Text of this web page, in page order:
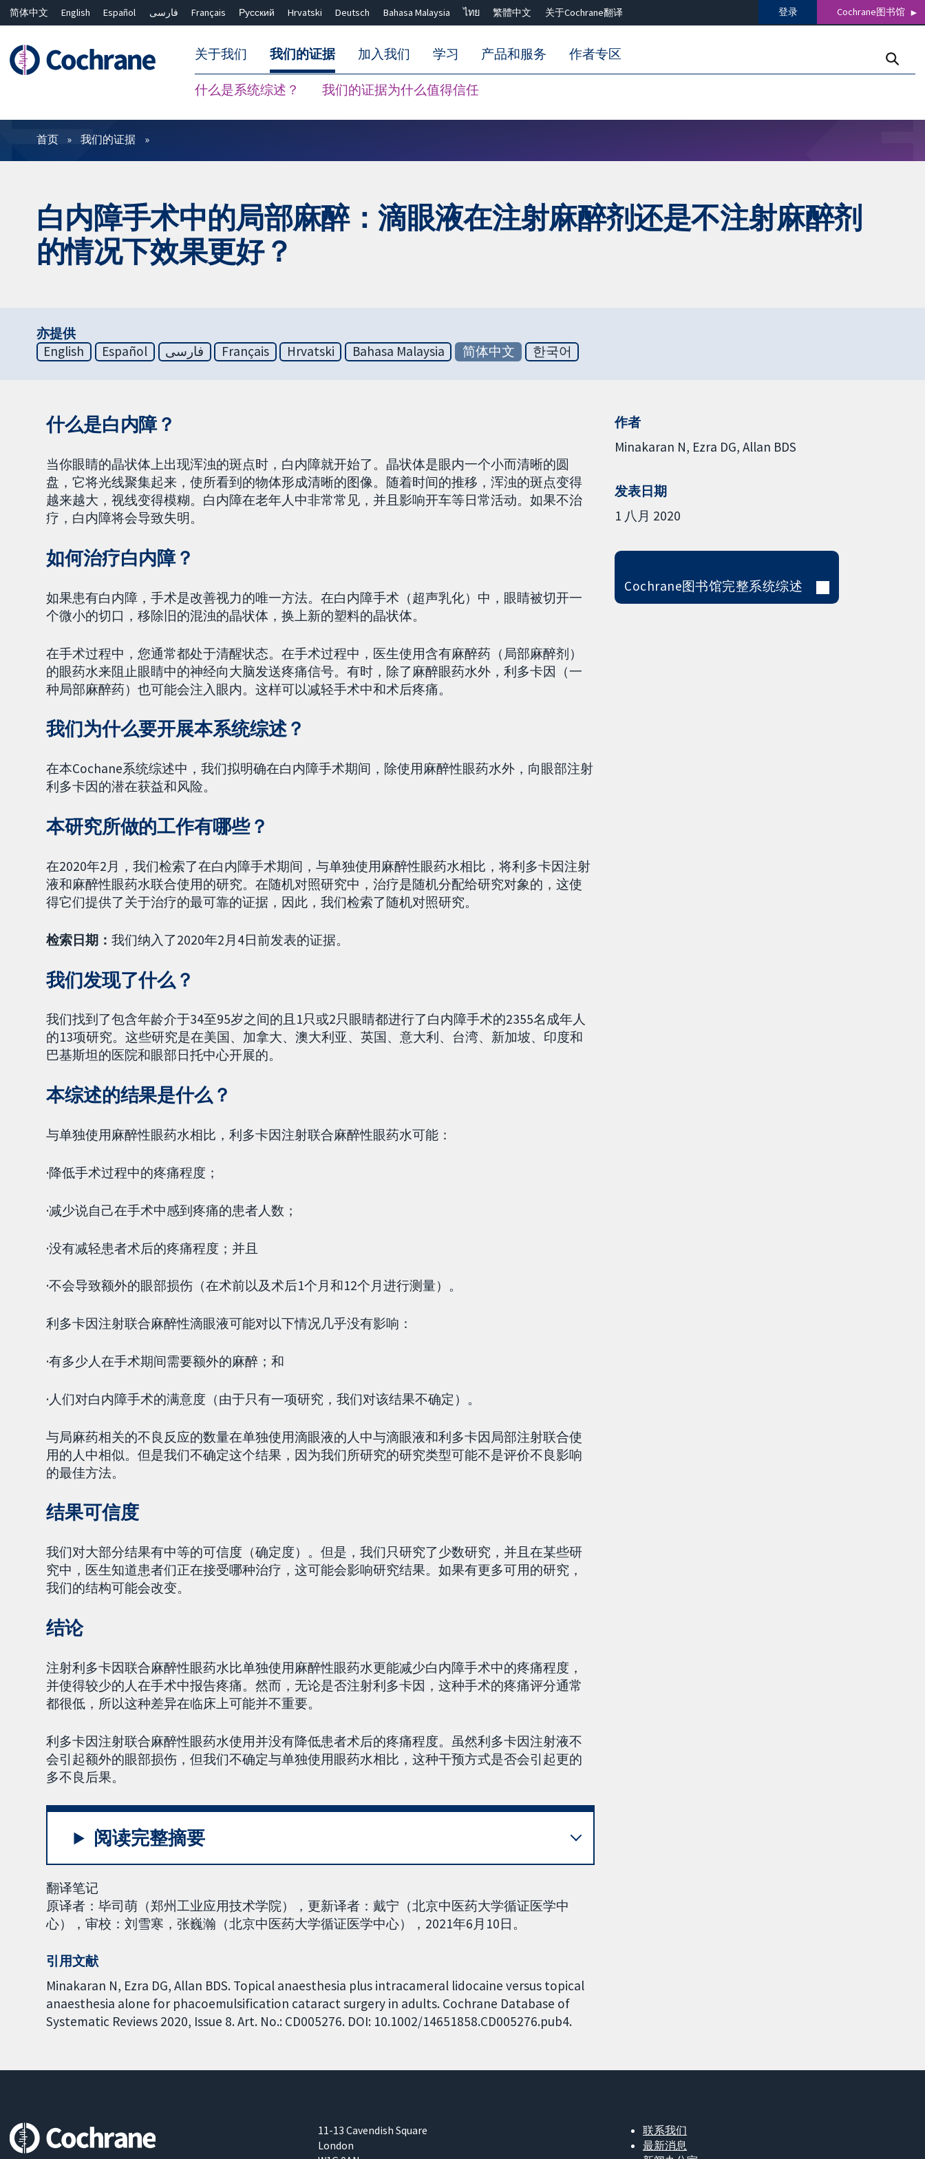
简体中文 English Español فارسی Français Русский Hrvatski Deutsch Bahasa Malaysia ไทย 繁體中文 关于Cochrane翻译 登录 Cochrane图书馆
关于我们 我们的证据
什么是系统综述？ 我们的证据为什么值得信任
加入我们 学习 产品和服务 作者专区
过滤
首页 我们的证据
白内障手术中的局部麻醉：滴眼液在注射麻醉剂还是不注射麻醉剂
的情况下效果更好？
亦提供
English
Español فارسی Français Hrvatski Bahasa Malaysia 简体中文 한국어
什么是白内障？
当你眼睛的晶状体上出现浑浊的斑点时，白内障就开始了。晶状体是眼内一个小而清晰的圆
盘，它将光线聚集起来，使所看到的物体形成清晰的图像。随着时间的推移，浑浊的斑点变得
越来越大，视线变得模糊。白内障在老年人中非常常见，并且影响开车等日常活动。如果不治
疗，白内障将会导致失明。
如何治疗白内障？
如果患有白内障，手术是改善视力的唯一方法。在白内障手术（超声乳化）中，眼睛被切开一
个微小的切口，移除旧的混浊的晶状体，换上新的塑料的晶状体。
在手术过程中，您通常都处于清醒状态。在手术过程中，医生使用含有麻醉药（局部麻醉剂）
的眼药水来阻止眼睛中的神经向大脑发送疼痛信号。有时，除了麻醉眼药水外，利多卡因（一
种局部麻醉药）也可能会注入眼内。这样可以减轻手术中和术后疼痛。
我们为什么要开展本系统综述？
在本Cochane系统综述中，我们拟明确在白内障手术期间，除使用麻醉性眼药水外，向眼部注射
利多卡因的潜在获益和风险。
本研究所做的工作有哪些？
在2020年2月，我们检索了在白内障手术期间，与单独使用麻醉性眼药水相比，将利多卡因注射
液和麻醉性眼药水联合使用的研究。在随机对照研究中，治疗是随机分配给研究对象的，这使
得它们提供了关于治疗的最可靠的证据，因此，我们检索了随机对照研究。
检索日期：我们纳入了2020年2月4日前发表的证据。
我们发现了什么？
我们找到了包含年龄介于34至95岁之间的且1只或2只眼睛都进行了白内障手术的2355名成年人
的13项研究。这些研究是在美国、加拿大、澳大利亚、英国、意大利、台湾、新加坡、印度和
巴基斯坦的医院和眼部日托中心开展的。
本综述的结果是什么？
与单独使用麻醉性眼药水相比，利多卡因注射联合麻醉性眼药水可能：
·降低手术过程中的疼痛程度；
·减少说自己在手术中感到疼痛的患者人数；
·没有减轻患者术后的疼痛程度；并且
·不会导致额外的眼部损伤（在术前以及术后1个月和12个月进行测量）。
利多卡因注射联合麻醉性滴眼液可能对以下情况几乎没有影响：
·有多少人在手术期间需要额外的麻醉；和
·人们对白内障手术的满意度（由于只有一项研究，我们对该结果不确定）。
与局麻药相关的不良反应的数量在单独使用滴眼液的人中与滴眼液和利多卡因局部注射联合使
用的人中相似。但是我们不确定这个结果，因为我们所研究的研究类型可能不是评价不良影响
的最佳方法。
结果可信度
我们对大部分结果有中等的可信度（确定度）。但是，我们只研究了少数研究，并且在某些研
究中，医生知道患者们正在接受哪种治疗，这可能会影响研究结果。如果有更多可用的研究，
我们的结构可能会改变。
结论
注射利多卡因联合麻醉性眼药水比单独使用麻醉性眼药水更能减少白内障手术中的疼痛程度，
并使得较少的人在手术中报告疼痛。然而，无论是否注射利多卡因，这种手术的疼痛评分通常
都很低，所以这种差异在临床上可能并不重要。
利多卡因注射联合麻醉性眼药水使用并没有降低患者术后的疼痛程度。虽然利多卡因注射液不
会引起额外的眼部损伤，但我们不确定与单独使用眼药水相比，这种干预方式是否会引起更的
多不良后果。
阅读完整摘要
翻译笔记
原译者：毕司萌（郑州工业应用技术学院），更新译者：戴宁（北京中医药大学循证医学中
心），审校：刘雪寒，张巍瀚（北京中医药大学循证医学中心），2021年6月10日。
引用文献
Minakaran N, Ezra DG, Allan BDS. Topical anaesthesia plus intracameral lidocaine versus topical
anaesthesia alone for phacoemulsification cataract surgery in adults. Cochrane Database of
Systematic Reviews 2020, Issue 8. Art. No.: CD005276. DOI: 10.1002/14651858.CD005276.pub4.
作者
Minakaran N Ezra DG Allan BDS
发表日期
1 八月 2020
Cochrane图书馆完整系统综述
11-13 Cavendish Square
London
联系我们
最新消息